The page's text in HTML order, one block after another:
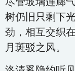
树仍旧只剩下
劲，相互交织
月斑驳之风。